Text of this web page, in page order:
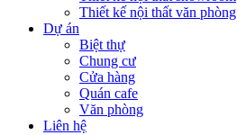
Thiết kế nội thất văn phòng
Dự án
Biệt thự
Chung cư
Cửa hàng
Quán cafe
Văn phòng
Liên hệ